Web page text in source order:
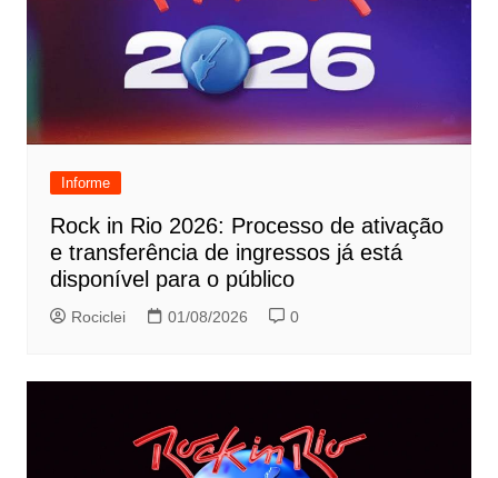
Informe
Rock in Rio 2026: Processo de ativação
e transferência de ingressos já está
disponível para o público
Rociclei 01/08/2026 0